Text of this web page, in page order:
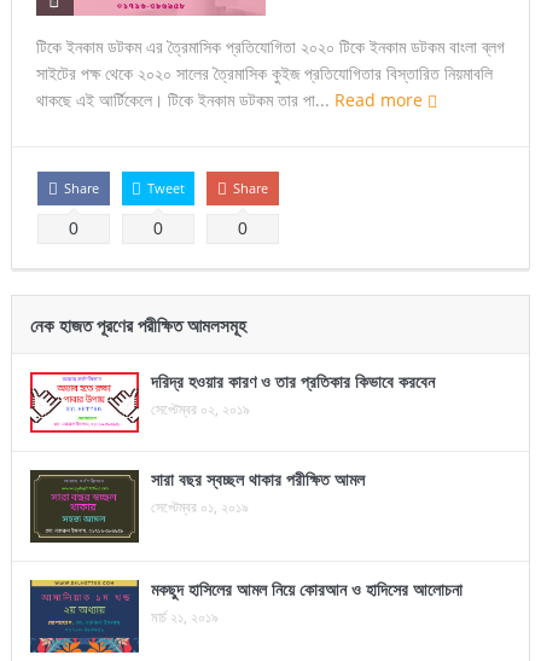
টিকে ইনকাম ডটকম এর ত্রৈমাসিক প্রতিযোগিতা ২০২০ টিকে ইনকাম ডটকম বাংলা ব্লগ
সাইটের পক্ষ থেকে ২০২০ সালের ত্রৈমাসিক কুইজ প্রতিযোগিতার বিস্তারিত নিয়মাবলি
থাকছে এই আর্টিকেলে। টিকে ইনকাম ডটকম তার পা... Read more
Share
0
Tweet
0
Share
0
নেক হাজত পূরণের পরীক্ষিত আমলসমূহ
দরিদ্র হওয়ার কারণ ও তার প্রতিকার কিভাবে করবেন
সেপ্টেম্বর ০২, ২০১৯
সারা বছর স্বচ্ছল থাকার পরীক্ষিত আমল
সেপ্টেম্বর ০১, ২০১৯
মকছুদ হাসিলের আমল নিয়ে কোরআন ও হাদিসের আলোচনা
মার্চ ২১, ২০১৯